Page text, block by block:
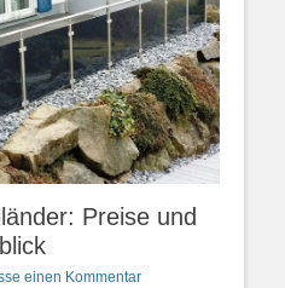
Preise und
einen Kommentar